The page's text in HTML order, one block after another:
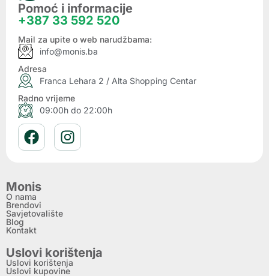
Pomoć i informacije
+387 33 592 520
Mail za upite o web narudžbama:
info@monis.ba
Adresa
Franca Lehara 2 / Alta Shopping Centar
Radno vrijeme
09:00h do 22:00h
Monis
O nama
Brendovi
Savjetovalište
Blog
Kontakt
Uslovi korištenja
Uslovi korištenja
Uslovi kupovine